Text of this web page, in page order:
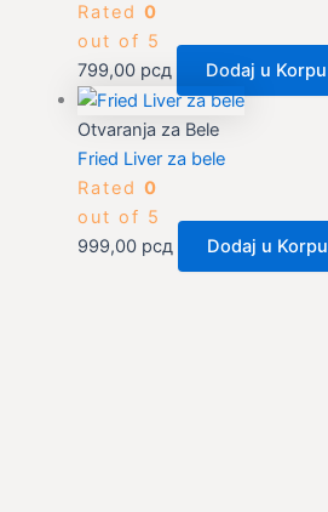
Rated 0
out of 5
799,00 рсд Dodaj u Korpu
Otvaranja za Bele
Fried Liver za bele
Rated 0
out of 5
999,00 рсд Dodaj u Korpu